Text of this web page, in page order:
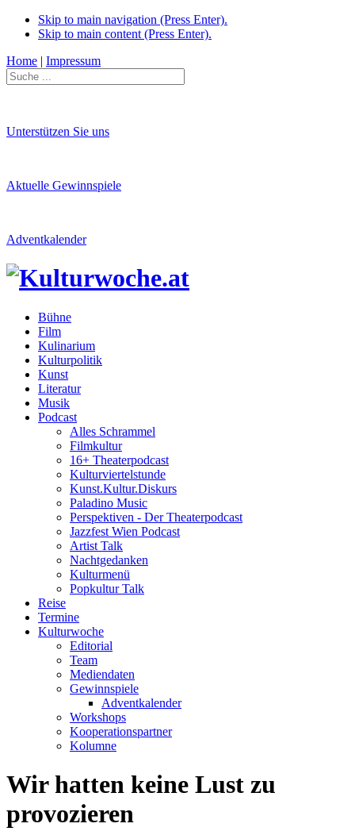
Skip to main navigation (Press Enter).
Skip to main content (Press Enter).
Home | Impressum
Unterstützen Sie uns
Aktuelle Gewinnspiele
Adventkalender
Bühne
Film
Kulinarium
Kulturpolitik
Kunst
Literatur
Musik
Podcast
Alles Schrammel
Filmkultur
16+ Theaterpodcast
Kulturviertelstunde
Kunst.Kultur.Diskurs
Paladino Music
Perspektiven - Der Theaterpodcast
Jazzfest Wien Podcast
Artist Talk
Nachtgedanken
Kulturmenü
Popkultur Talk
Reise
Termine
Kulturwoche
Editorial
Team
Mediendaten
Gewinnspiele
Adventkalender
Workshops
Kooperationspartner
Kolumne
Wir hatten keine Lust zu
provozieren